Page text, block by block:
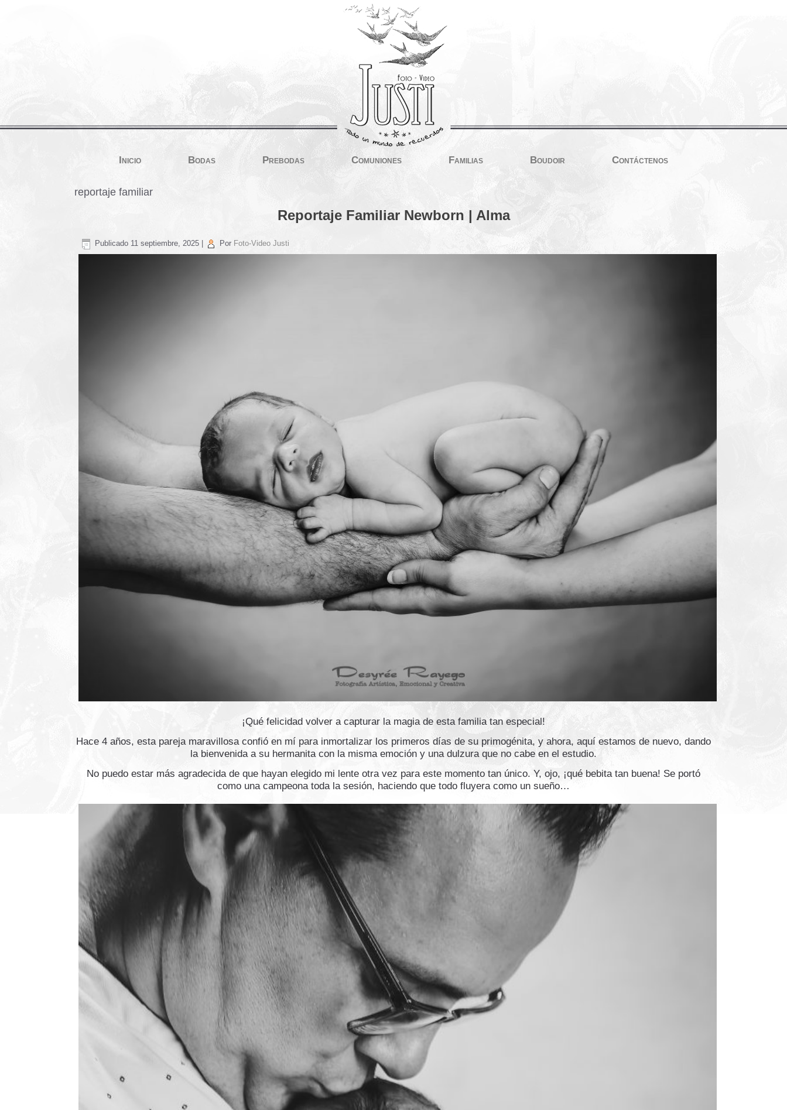
Inicio Bodas Prebodas Comuniones Familias Boudoir Contáctenos
reportaje familiar
Reportaje Familiar Newborn | Alma
Publicado 11 septiembre, 2025 Por Foto-Video Justi
¡Qué felicidad volver a capturar la magia de esta familia tan especial!
Hace 4 años, esta pareja maravillosa confió en mí para inmortalizar los primeros días de su primogénita, y ahora, aquí estamos de nuevo, dando
la bienvenida a su hermanita con la misma emoción y una dulzura que no cabe en el estudio.
No puedo estar más agradecida de que hayan elegido mi lente otra vez para este momento tan único. Y, ojo, ¡qué bebita tan buena! Se portó
como una campeona toda la sesión, haciendo que todo fluyera como un sueño…